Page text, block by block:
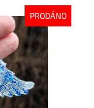
PRODÁNO